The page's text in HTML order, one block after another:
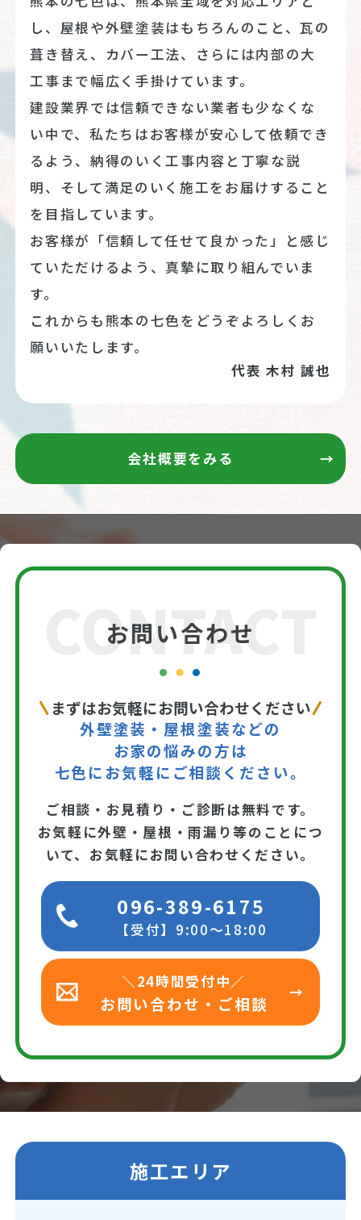
し、屋根や外壁塗装はもちろんのこと、瓦の
葺き替え、カバー工法、さらには内部の大
工事まで幅広く手掛けています。
建設業界では信頼できない業者も少なくな
い中で、私たちはお客様が安心して依頼でき
るよう、納得のいく工事内容と丁寧な説
明、そして満足のいく施工をお届けすること
を目指しています。
お客様が「信頼して任せて良かった」と感じ
ていただけるよう、真摯に取り組んでいま
す。
これからも熊本の七色をどうぞよろしくお
願いいたします。
代表 木村 誠也
会社概要をみる
CONTACT
お問い合わせ
まずはお気軽にお問い合わせください
外壁塗装・屋根塗装などの
お家の悩みの方は
七色にお気軽にご相談ください。
ご相談・お見積り・ご診断は無料です。
お気軽に外壁・屋根・雨漏り等のことにつ
いて、お気軽にお問い合わせください。
096-389-6175
【受付】9:00～18:00
＼24時間受付中／
お問い合わせ・ご相談
施工エリア